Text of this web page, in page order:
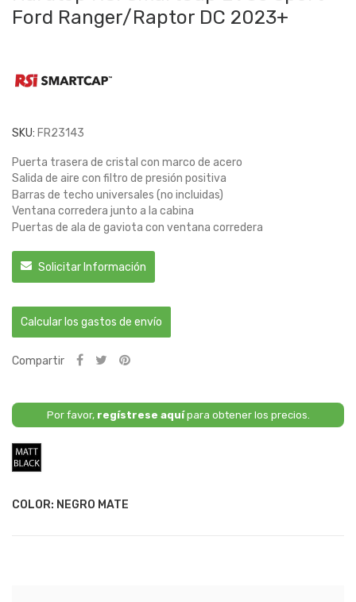
Ford Ranger/Raptor DC 2023+
SKU: FR23143
Puerta trasera de cristal con marco de acero
Salida de aire con filtro de presión positiva
Barras de techo universales (no incluidas)
Ventana corredera junto a la cabina
Puertas de ala de gaviota con ventana corredera
Solicitar Información
Calcular los gastos de envío
Compartir
Por favor, regístrese aquípara obtener los precios.
COLOR: NEGRO MATE